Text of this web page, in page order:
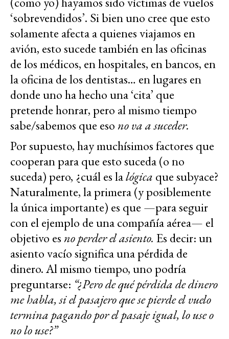
‘sobrevendidos’. Si bien uno cree que esto
solamente afecta a quienes viajamos en
avión, esto sucede también en las oficinas
de los médicos, en hospitales, en bancos, en
la oficina de los dentistas… en lugares en
donde uno ha hecho una ‘cita’ que
pretende honrar, pero al mismo tiempo
sabe/sabemos que eso no va a suceder.
Por supuesto, hay muchísimos factores que
cooperan para que esto suceda (o no
suceda) pero, ¿cuál es lalógica que subyace?
Naturalmente, la primera (y posiblemente
la única importante) es que —para seguir
con el ejemplo de una compañía aérea— el
objetivo es no perder el asiento. Es decir: un
asiento vacío significa una pérdida de
dinero. Al mismo tiempo, uno podría
preguntarse: “¿Pero de qué pérdida de dinero
me habla, si el pasajero que se pierde el vuelo
termina pagando por el pasaje igual, lo use o
no lo use?”